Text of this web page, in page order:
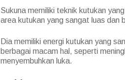
Sukuna memiliki teknik kutukan
area kutukan yang sangat luas dan
Dia memiliki energi kutukan yang
berbagai macam hal, seperti
menyembuhkan luka.